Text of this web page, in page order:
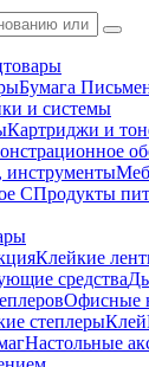
Бумага
и системы
Картриджи и
инструменты
СПродукты
Клейкие
средства
Офисные
степлерыКлей
Настольные